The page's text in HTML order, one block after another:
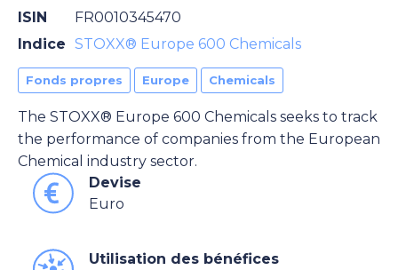
ISIN
FR0010345470
Indice STOXX® Europe 600 Chemicals
Fonds propres Europe Chemicals
The STOXX® Europe 600 Chemicals seeks to track
the performance of companies from the European
Chemical industry sector.
Devise
Euro
Utilisation des bénéfices